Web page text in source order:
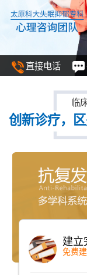
直接电话
临
创新诊疗，
中药药浴
纯中药配方、老